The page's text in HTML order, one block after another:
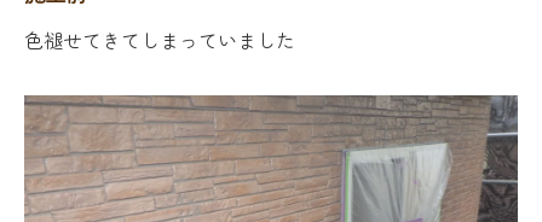
色褪せてきてしまっていました